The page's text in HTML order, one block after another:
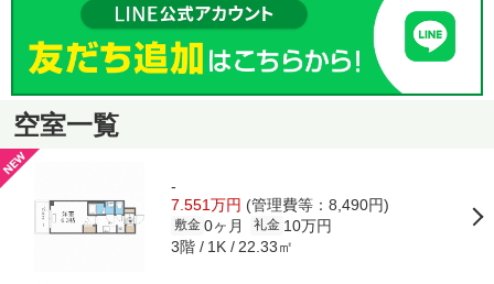
空室一覧
-
7.551万円 (管理費等：8,490円)
敷金 0ヶ月 礼金 10万円
3階 1K 22.33㎡